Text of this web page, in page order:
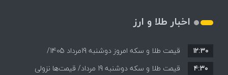
اخبار طلا و ارز
قیمت طلا و سکه امروز دوشنبه 19مرداد 1405/
کاهش همه قیمت ها + جدول و جزئیات
۱۲:۳۰
قیمت طلا و سکه دوشنبه 19 مرداد/ قیمت‌ها نزولی
۴:۳۰